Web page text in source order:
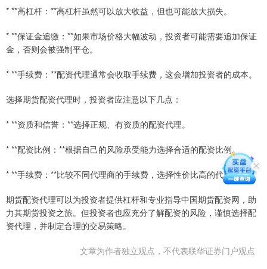
* **高杠杆：**高杠杆虽然可以放大收益，但也可能放大损失。
* **保证金追缴：**如果市场价格大幅波动，投资者可能需要追加保证
金，否则会被强制平仓。
* **手续费：**配资代理通常会收取手续费，这会增加投资者的成本。
选择期货配资代理时，投资者应注意以下几点：
* **资质和信誉：**选择正规、有资质的配资代理。
* **配资比例：**根据自己的风险承受能力选择合适的配资比例。
* **手续费：**比较不同代理商的手续费，选择性价比高的代理商。
期货配资代理可以为投资者提供杠杆和专业指导中国期货配资网，助
力其期货投资之旅。但投资者也应充分了解配资的风险，谨慎选择配
资代理，并制定合理的交易策略。
文章为作者独立观点，不代表联华证券门户观点